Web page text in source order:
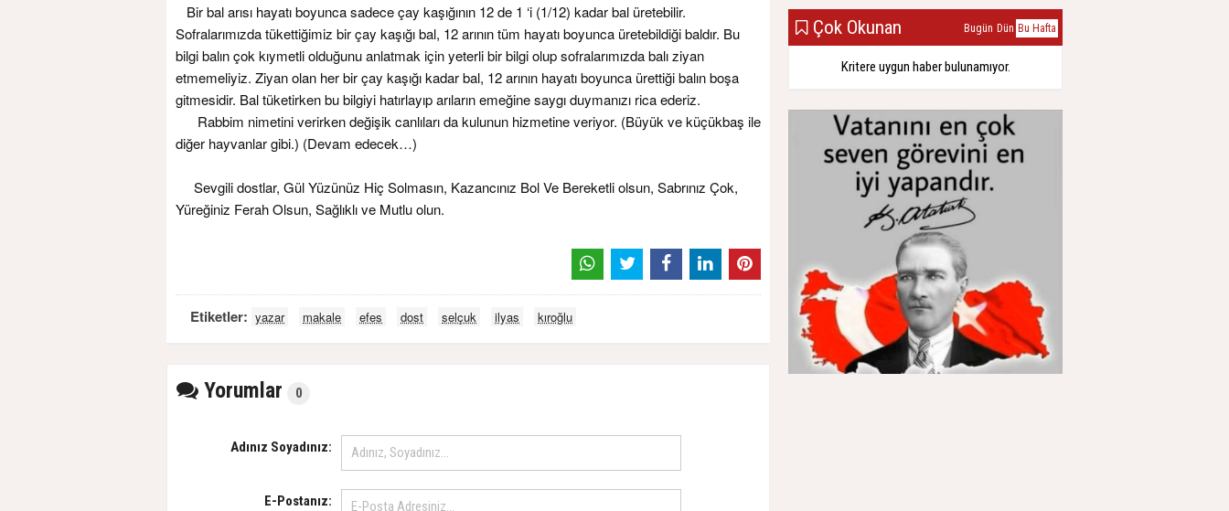
Bir bal arısı hayatı boyunca sadece çay kaşığının 12 de 1 ‘i (1/12) kadar bal üretebilir.
Sofralarımızda tükettiğimiz bir çay kaşığı bal, 12 arının tüm hayatı boyunca üretebildiği baldır. Bu
bilgi balın çok kıymetli olduğunu anlatmak için yeterli bir bilgi olup sofralarımızda balı ziyan
etmemeliyiz. Ziyan olan her bir çay kaşığı kadar bal, 12 arının hayatı boyunca ürettiği balın boşa
gitmesidir. Bal tüketirken bu bilgiyi hatırlayıp arıların emeğine saygı duymanızı rica ederiz.
Rabbim nimetini verirken değişik canlıları da kulunun hizmetine veriyor. (Büyük ve küçükbaş ile
diğer hayvanlar gibi.) (Devam edecek…)
Sevgili dostlar, Gül Yüzünüz Hiç Solmasın, Kazancınız Bol Ve Bereketli olsun, Sabrınız Çok,
Yüreğiniz Ferah Olsun, Sağlıklı ve Mutlu olun.
Etiketler: yazar makale efes dost selçuk ilyas kıroğlu
Yorumlar 0
Adınız Soyadınız:
E-Postanız:
Çok Okunan Bugün Dün Bu Hafta
Kritere uygun haber bulunamıyor.